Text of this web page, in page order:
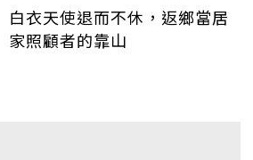
白衣天使退而不休，返鄉當居
家照顧者的靠山